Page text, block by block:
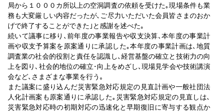
局から１０００カ所以上の空洞調査の依頼を受けた｡現場条件も業
務も大変厳しい内容だったが､ご尽力いただいた会員皆さまのおか
げで終了することができた｣と感謝を述べた｡
続いて議事に移り､前年度の事業報告や収支決算､本年度の事業計
画や収支予算案を原案通りに承認した｡本年度の事業計画は､地質
調査業の社会的役割と責任を認識し､経営基盤の確立と技術力の向
上を図り､社会的地位の確立･向上をめざし､現場見学会や技術講演
会など､さまざまな事業を行う｡
また議案に盛り込んだ災害緊急対応規定の見直計画や一般社団法
人化計画案も原案通りに承認した｡災害緊急対応規定の見直しは､
災害緊急対応時の初期対応の迅速化と早期復旧に寄与する観点か